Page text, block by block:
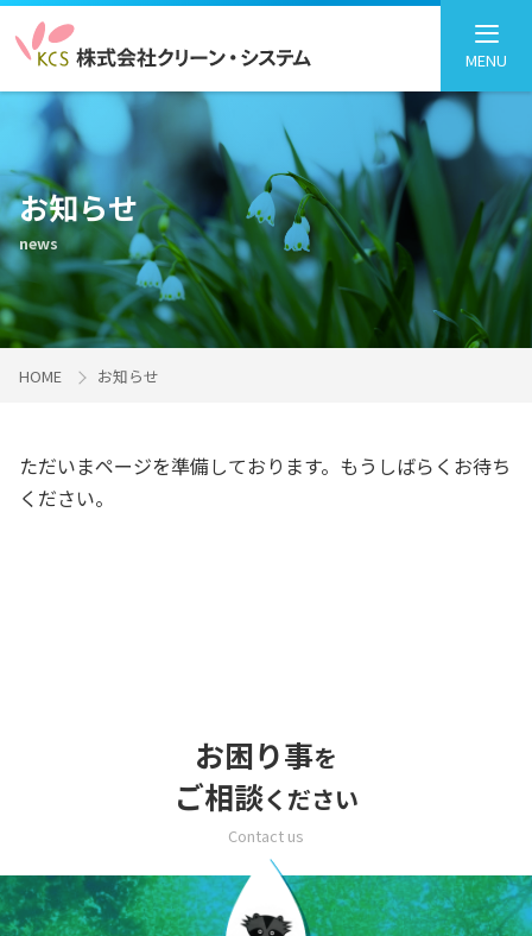
MENU
お知らせ
news
HOME お知らせ
ただいまページを準備しております。もうしばらくお待ち
ください。
お困り事を
ご相談ください